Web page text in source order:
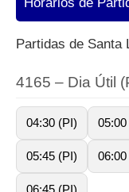
Partidas de Santa
4165 – Dia Útil
04:30 (PI) 05:00
05:45 (PI) 06:00